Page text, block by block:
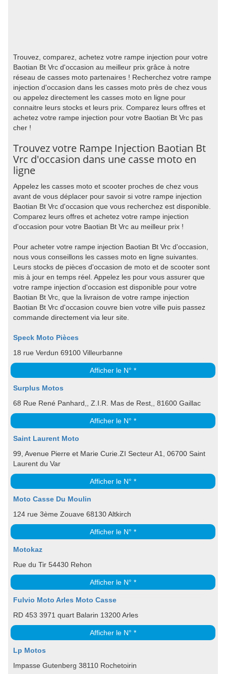
Trouvez, comparez, achetez votre rampe injection pour votre
Baotian Bt Vrc d'occasion au meilleur prix grâce à notre
réseau de casses moto partenaires ! Recherchez votre rampe
injection d'occasion dans les casses moto près de chez vous
ou appelez directement les casses moto en ligne pour
connaitre leurs stocks et leurs prix. Comparez leurs offres et
achetez votre rampe injection pour votre Baotian Bt Vrc pas
cher !
Trouvez votre Rampe Injection Baotian Bt
Vrc d'occasion dans une casse moto en
ligne
Appelez les casses moto et scooter proches de chez vous
avant de vous déplacer pour savoir si votre rampe injection
Baotian Bt Vrc d'occasion que vous recherchez est disponible.
Comparez leurs offres et achetez votre rampe injection
d'occasion pour votre Baotian Bt Vrc au meilleur prix !
Pour acheter votre rampe injection Baotian Bt Vrc d'occasion,
nous vous conseillons les casses moto en ligne suivantes.
Leurs stocks de pièces d'occasion de moto et de scooter sont
mis à jour en temps réel. Appelez les pour vous assurer que
votre rampe injection d'occasion est disponible pour votre
Baotian Bt Vrc, que la livraison de votre rampe injection
Baotian Bt Vrc d'occasion couvre bien votre ville puis passez
commande directement via leur site.
Speck Moto Pièces
18 rue Verdun 69100 Villeurbanne
Afficher le N° *
Surplus Motos
68 Rue René Panhard,, Z.I.R. Mas de Rest,, 81600 Gaillac
Afficher le N° *
Saint Laurent Moto
99, Avenue Pierre et Marie Curie.ZI Secteur A1, 06700 Saint
Laurent du Var
Afficher le N° *
Moto Casse Du Moulin
124 rue 3ème Zouave 68130 Altkirch
Afficher le N° *
Motokaz
Rue du Tir 54430 Rehon
Afficher le N° *
Fulvio Moto Arles Moto Casse
RD 453 3971 quart Balarin 13200 Arles
Afficher le N° *
Lp Motos
Impasse Gutenberg 38110 Rochetoirin